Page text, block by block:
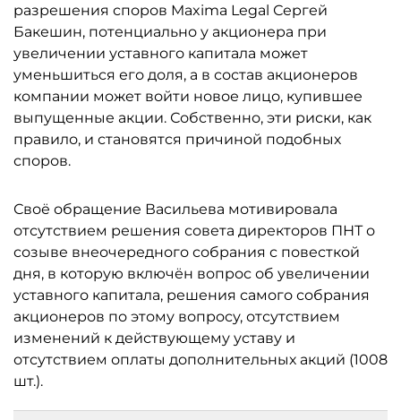
разрешения споров Maxima Legal Сергей
Бакешин, потенциально у акционера при
увеличении уставного капитала может
уменьшиться его доля, а в состав акционеров
компании может войти новое лицо, купившее
выпущенные акции. Собственно, эти риски, как
правило, и становятся причиной подобных
споров.
Своё обращение Васильева мотивировала
отсутствием решения совета директоров ПНТ о
созыве внеочередного собрания с повесткой
дня, в которую включён вопрос об увеличении
уставного капитала, решения самого собрания
акционеров по этому вопросу, отсутствием
изменений к действующему уставу и
отсутствием оплаты дополнительных акций (1008
шт.).